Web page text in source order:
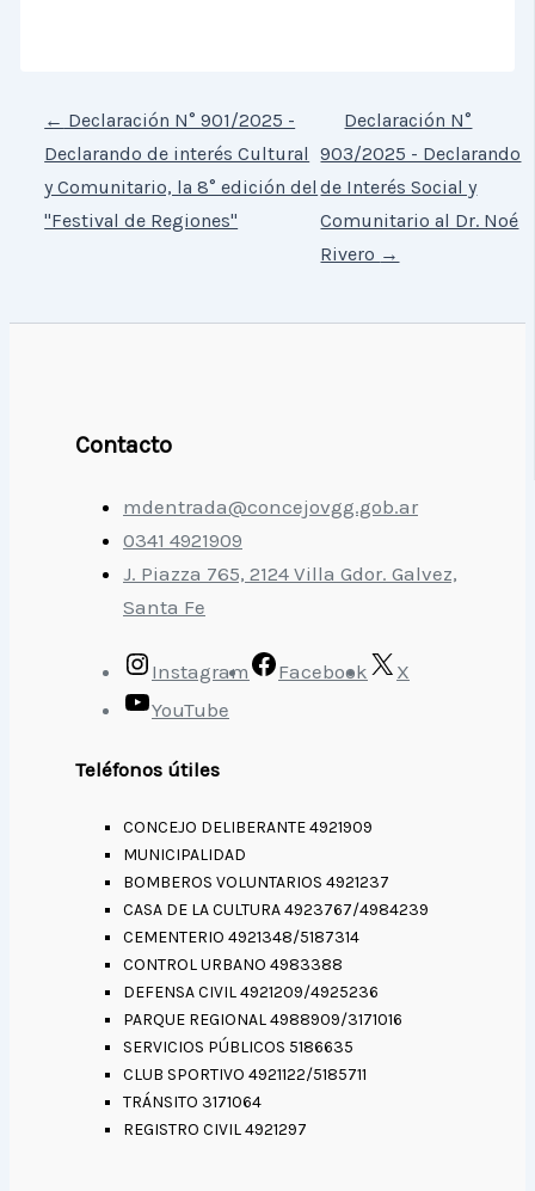
← Declaración N° 901/2025 -
Declarando de interés Cultural
y Comunitario, la 8° edición del
"Festival de Regiones"
Declaración N°
903/2025 - Declarando
de Interés Social y
Comunitario al Dr. Noé
Rivero →
Contacto
mdentrada@concejovgg.gob.ar
0341 4921909
J. Piazza 765, 2124 Villa Gdor. Galvez,
Santa Fe
Instagram Facebook
X
YouTube
Teléfonos útiles
CONCEJO DELIBERANTE 4921909
MUNICIPALIDAD
BOMBEROS VOLUNTARIOS 4921237
CASA DE LA CULTURA 4923767/4984239
CEMENTERIO 4921348/5187314
CONTROL URBANO 4983388
DEFENSA CIVIL 4921209/4925236
PARQUE REGIONAL 4988909/3171016
SERVICIOS PÚBLICOS 5186635
CLUB SPORTIVO 4921122/5185711
TRÁNSITO 3171064
REGISTRO CIVIL 4921297